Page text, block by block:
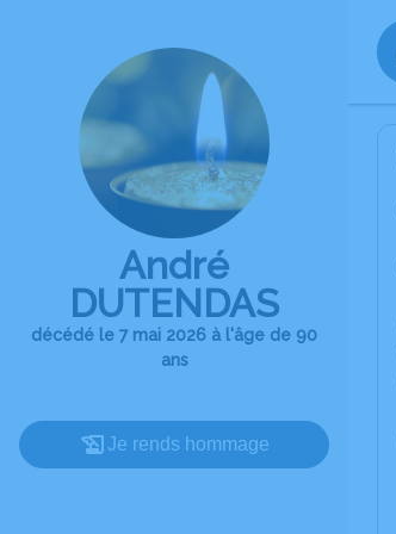
André
DUTENDAS
décédé le 7 mai 2026 à l'âge de 90
ans
Je rends hommage